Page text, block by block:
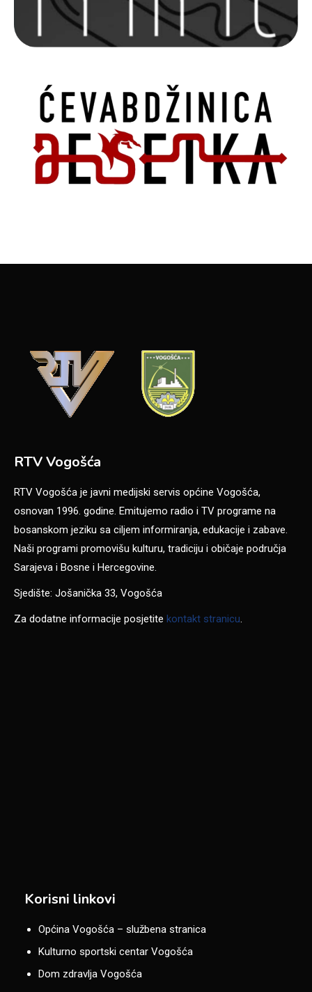
RTV Vogošća
RTV Vogošća je javni medijski servis općine Vogošća,
osnovan 1996. godine. Emitujemo radio i TV programe na
bosanskom jeziku sa ciljem informiranja, edukacije i zabave.
Naši programi promovišu kulturu, tradiciju i običaje područja
Sarajeva i Bosne i Hercegovine.
Sjedište: Jošanička 33, Vogošća
Za dodatne informacije posjetite kontakt stranicu.
Korisni linkovi
Općina Vogošća – službena stranica
Kulturno sportski centar Vogošća
Dom zdravlja Vogošća